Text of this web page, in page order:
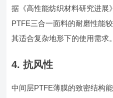
据《高性能纺织材料研究进展
PTFE三合一面料的耐磨性能
其适合复杂地形下的使用需求。
4. 抗风性
中间层PTFE薄膜的致密结构